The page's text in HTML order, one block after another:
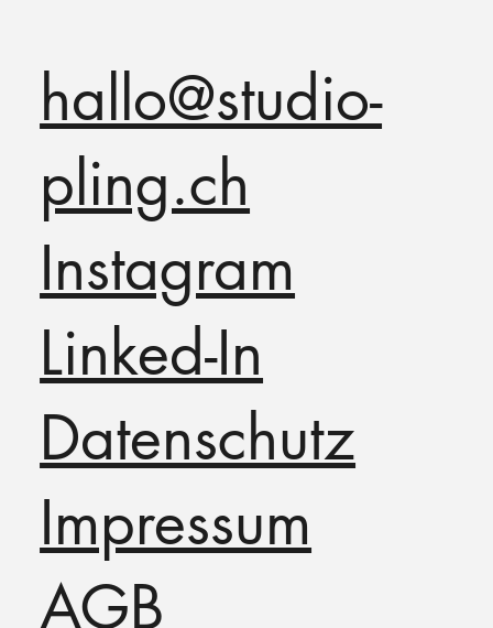
hallo@studio-
pling.ch
Instagram
Linked-In
Datenschutz
Impressum
AGB